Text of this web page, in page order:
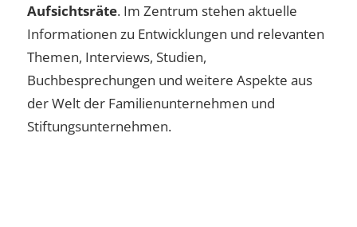
Aufsichtsräte. Im Zentrum stehen aktuelle
Informationen zu Entwicklungen und relevanten
Themen, Interviews, Studien,
Buchbesprechungen und weitere Aspekte aus
der Welt der Familienunternehmen und
Stiftungsunternehmen.